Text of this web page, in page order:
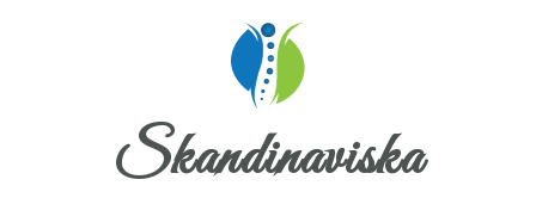
Skandinaviska